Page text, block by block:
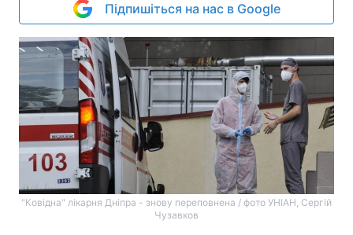
Підпишіться на нас в Google
"Ковідна" лікарня Дніпра - знову переповнена / фото УНІАН, Сергій
Чузавков